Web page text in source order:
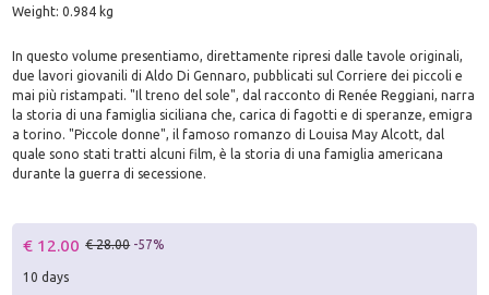
Weight: 0.984 kg
In questo volume presentiamo, direttamente ripresi dalle tavole originali,
due lavori giovanili di Aldo Di Gennaro, pubblicati sul Corriere dei piccoli e
mai più ristampati. "Il treno del sole", dal racconto di Renée Reggiani, narra
la storia di una famiglia siciliana che, carica di fagotti e di speranze, emigra
a torino. "Piccole donne", il famoso romanzo di Louisa May Alcott, dal
quale sono stati tratti alcuni film, è la storia di una famiglia americana
durante la guerra di secessione.
€ 12.00 € 28.00 -57%
10 days